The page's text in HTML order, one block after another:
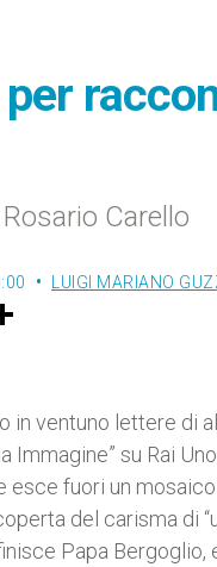
Carello
LUIGI MARIANO
in ventuno lettere di
Immagine” su Rai
esce fuori un
del carisma di
Papa